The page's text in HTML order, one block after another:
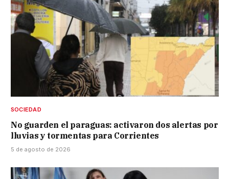
SOCIEDAD
No guarden el paraguas: activaron dos alertas por
lluvias y tormentas para Corrientes
5 de agosto de 2026